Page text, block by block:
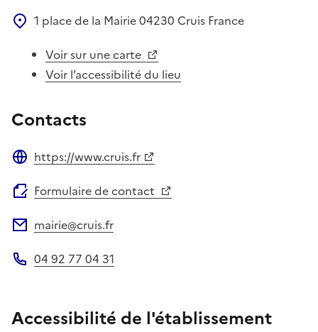
1 place de la Mairie04230 Cruis France
Voir sur une carte
Voir l’accessibilité du lieu
Contacts
https://www.cruis.fr
Formulaire de contact
mairie@cruis.fr
04 92 77 04 31
Accessibilité de l'établissement